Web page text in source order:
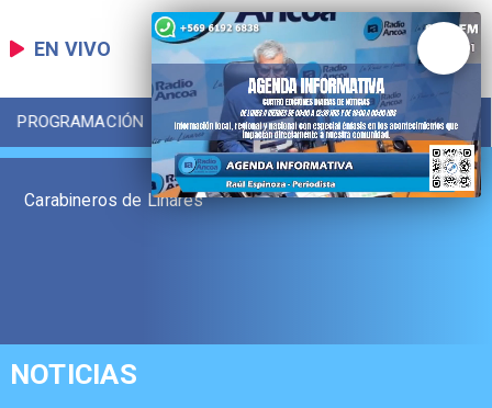
EN VIVO
PROGRAMACIÓN LOCAL DEPORTES
Carabineros de Linares
NOTICIAS